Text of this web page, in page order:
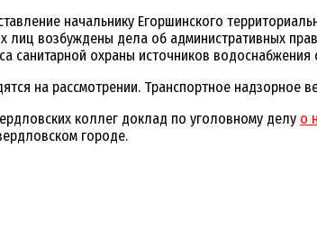
начальнику Егоршинского
возбуждены дела об административных
санитарной охраны источников
на рассмотрении. Транспортное надзорное
коллег доклад по уголовному делу о
городе.